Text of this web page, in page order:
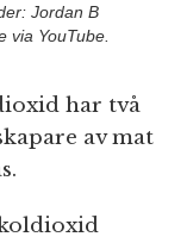
Jordan B
via YouTube.
har två
av mat